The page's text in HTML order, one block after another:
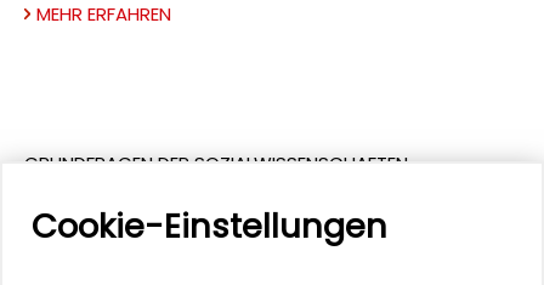
MEHR ERFAHREN
GRUNDFRAGEN DER SOZIALWISSENSCHAFTEN
Cookie-Einstellungen